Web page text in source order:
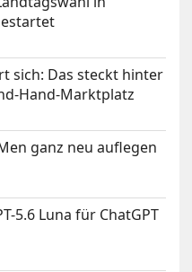
sich: Das steckt hinter
Hand-Marktplatz
ganz neu auflegen
5.6 Luna für ChatGPT